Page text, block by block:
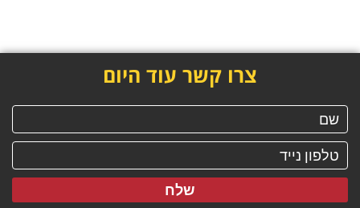
צרו קשר עוד היום
שלח